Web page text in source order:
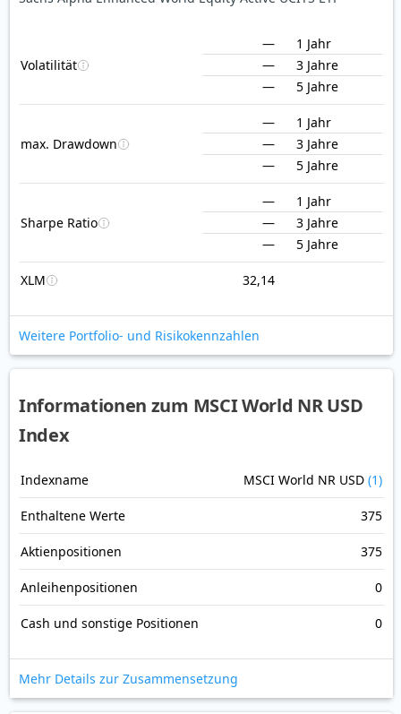
Volatilität
—
1 Jahr
—
3 Jahre
—
5 Jahre
max. Drawdown
—
1 Jahr
—
3 Jahre
—
5 Jahre
Sharpe Ratio
—
1 Jahr
—
3 Jahre
—
5 Jahre
XLM 32,14
Weitere Portfolio- und Risikokennzahlen
Informationen zum MSCI World NR USD
Index
Indexname MSCI World NR USD (1)
Enthaltene Werte 375
Aktienpositionen 375
Anleihenpositionen 0
Cash und sonstige Positionen 0
Mehr Details zur Zusammensetzung